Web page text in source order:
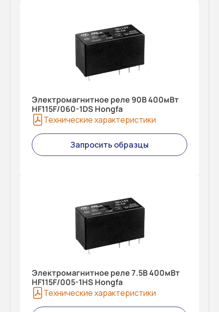
Электромагнитное реле 90В 400мВт
HF115F/060-1DS Hongfa
Технические характеристики
Запросить образцы
Электромагнитное реле 7.5В 400мВт
HF115F/005-1HS Hongfa
Технические характеристики